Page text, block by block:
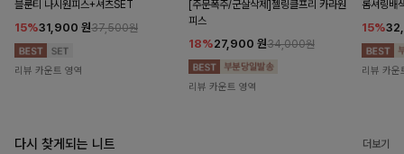
블룬티 나시원피스+셔츠SET
15%31,900 원37,500원
리뷰 카운트 영역
[주문폭주/군살삭제]젤링클프리 카라원
피스
18%27,900 원34,000원
리뷰 카운트 영역
롬셔링배
15%
리뷰 카운
다시 찾게되는 니트 더보기